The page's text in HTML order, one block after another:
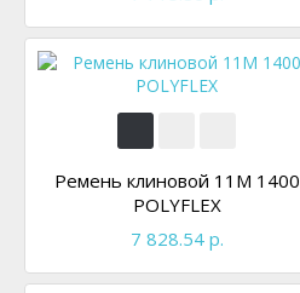
Ремень клиновой 11M 1400
POLYFLEX
7 828.54 р.